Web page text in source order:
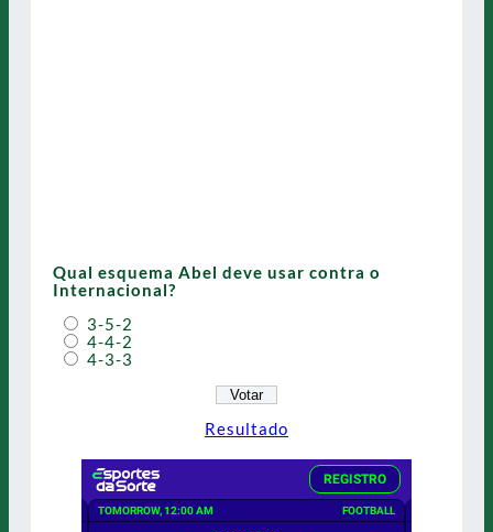
Qual esquema Abel deve usar contra o
Internacional?
3-5-2
4-4-2
4-3-3
Resultado